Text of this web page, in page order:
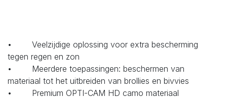
• Veelzijdige oplossing voor extra bescherming
tegen regen en zon
• Meerdere toepassingen: beschermen van
materiaal tot het uitbreiden van brollies en bivvies
• Premium OPTI-CAM HD camo materiaal